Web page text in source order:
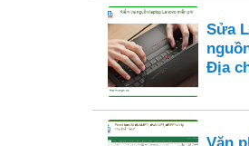
Sửa
Địa